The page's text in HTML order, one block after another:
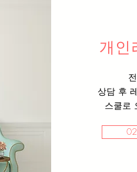
개인
상담 후
스쿨로